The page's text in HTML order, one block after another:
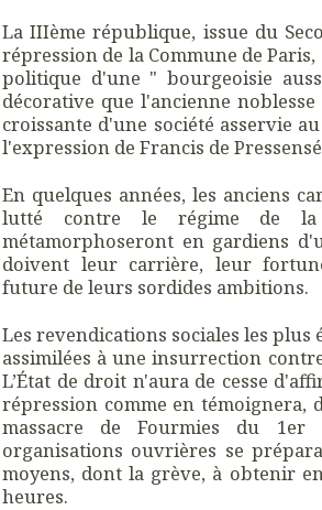
La IIIème république, issue du
répression de la Commune de
politique d'une " bourgeoisie
décorative que l'ancienne
croissante d'une société asservie
l'expression de Francis de
En quelques années, les anciens
lutté contre le régime de la
métamorphoseront en gardiens
doivent leur carrière, leur
future de leurs sordides ambitions.
Les revendications sociales les plus
assimilées à une insurrection
L’État de droit n'aura de cesse
répression comme en témoignera,
massacre de Fourmies du
organisations ouvrières se
moyens, dont la grève, à obtenir
heures.